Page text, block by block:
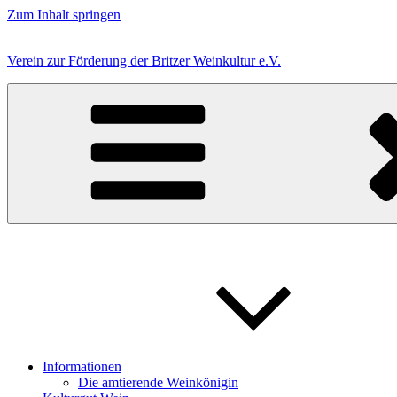
Zum Inhalt springen
Verein zur Förderung der Britzer Weinkultur e.V.
Informationen
Die amtierende Weinkönigin